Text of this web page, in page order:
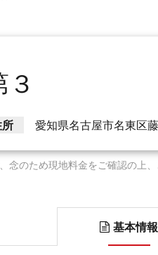
愛知県名古屋市名東区
のため現地料金をご確認の上、
基本情報